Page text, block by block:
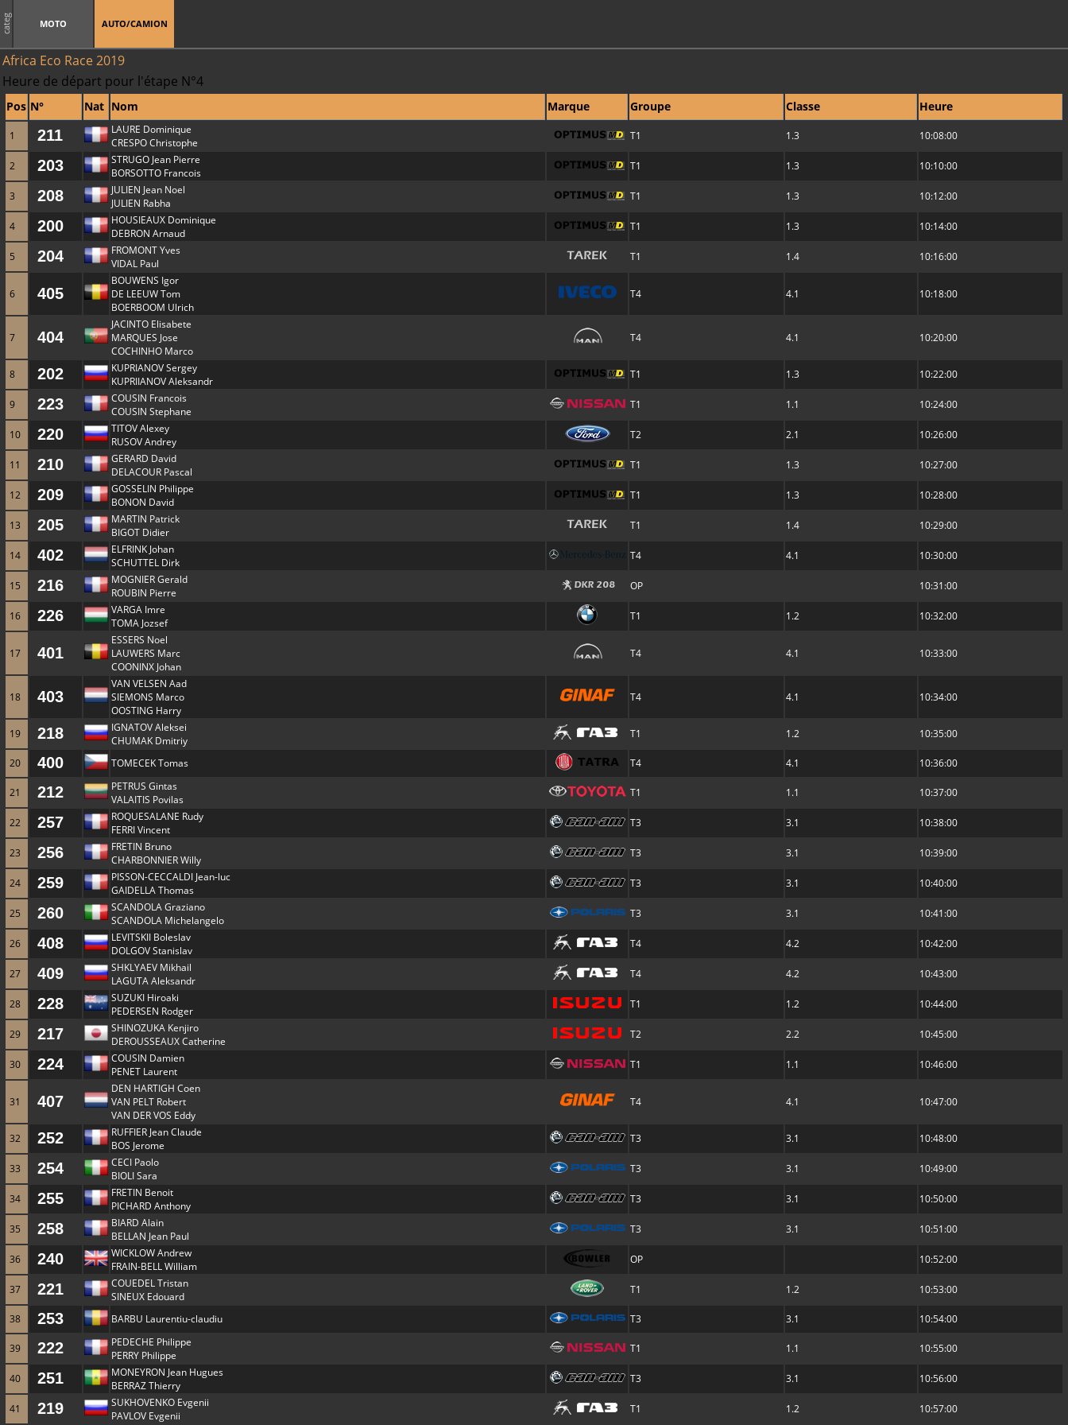
categ MOTO AUTO/CAMION
Africa Eco Race 2019
Heure de départ pour l'étape N°4
Pos N° Nat Nom Marque Groupe Classe Heure
1 211
LAURE Dominique
CRESPO Christophe
T1 1.3 10:08:00
2 203
STRUGO Jean Pierre
BORSOTTO Francois
T1 1.3 10:10:00
3 208
JULIEN Jean Noel
JULIEN Rabha
T1 1.3 10:12:00
4 200
HOUSIEAUX Dominique
DEBRON Arnaud
T1 1.3 10:14:00
5 204
FROMONT Yves
VIDAL Paul
T1 1.4 10:16:00
6 405
BOUWENS Igor
DE LEEUW Tom
BOERBOOM Ulrich
T4 4.1 10:18:00
7 404
JACINTO Elisabete
MARQUES Jose
COCHINHO Marco
T4 4.1 10:20:00
8 202
KUPRIANOV Sergey
KUPRIIANOV Aleksandr
T1 1.3 10:22:00
9 223
COUSIN Francois
COUSIN Stephane
T1 1.1 10:24:00
10 220
TITOV Alexey
RUSOV Andrey
T2 2.1 10:26:00
11 210
GERARD David
DELACOUR Pascal
T1 1.3 10:27:00
12 209
GOSSELIN Philippe
BONON David
T1 1.3 10:28:00
13 205
MARTIN Patrick
BIGOT Didier
T1 1.4 10:29:00
14 402
ELFRINK Johan
SCHUTTEL Dirk
T4 4.1 10:30:00
15 216
MOGNIER Gerald
ROUBIN Pierre
OP 10:31:00
16 226
VARGA Imre
TOMA Jozsef
T1 1.2 10:32:00
17 401
ESSERS Noel
LAUWERS Marc
COONINX Johan
T4 4.1 10:33:00
18 403
VAN VELSEN Aad
SIEMONS Marco
OOSTING Harry
T4 4.1 10:34:00
19 218
IGNATOV Aleksei
CHUMAK Dmitriy
T1 1.2 10:35:00
20 400 TOMECEK Tomas T4 4.1 10:36:00
21 212
PETRUS Gintas
VALAITIS Povilas
T1 1.1 10:37:00
22 257
ROQUESALANE Rudy
FERRI Vincent
T3 3.1 10:38:00
23 256
FRETIN Bruno
CHARBONNIER Willy
T3 3.1 10:39:00
24 259
PISSON-CECCALDI Jean-luc
GAIDELLA Thomas
T3 3.1 10:40:00
25 260
SCANDOLA Graziano
SCANDOLA Michelangelo
T3 3.1 10:41:00
26 408
LEVITSKII Boleslav
DOLGOV Stanislav
T4 4.2 10:42:00
27 409
SHKLYAEV Mikhail
LAGUTA Aleksandr
T4 4.2 10:43:00
28 228
SUZUKI Hiroaki
PEDERSEN Rodger
T1 1.2 10:44:00
29 217
SHINOZUKA Kenjiro
DEROUSSEAUX Catherine
T2 2.2 10:45:00
30 224
COUSIN Damien
PENET Laurent
T1 1.1 10:46:00
31 407
DEN HARTIGH Coen
VAN PELT Robert
VAN DER VOS Eddy
T4 4.1 10:47:00
32 252
RUFFIER Jean Claude
BOS Jerome
T3 3.1 10:48:00
33 254
CECI Paolo
BIOLI Sara
T3 3.1 10:49:00
34 255
FRETIN Benoit
PICHARD Anthony
T3 3.1 10:50:00
35 258
BIARD Alain
BELLAN Jean Paul
T3 3.1 10:51:00
36 240
WICKLOW Andrew
FRAIN-BELL William
OP 10:52:00
37 221
COUEDEL Tristan
SINEUX Edouard
T1 1.2 10:53:00
38 253 BARBU Laurentiu-claudiu T3 3.1 10:54:00
39 222
PEDECHE Philippe
PERRY Philippe
T1 1.1 10:55:00
40 251
MONEYRON Jean Hugues
BERRAZ Thierry
T3 3.1 10:56:00
41 219
SUKHOVENKO Evgenii
PAVLOV Evgenii
T1 1.2 10:57:00